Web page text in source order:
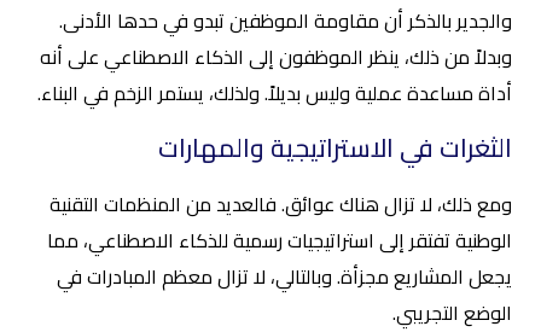
والجدير بالذكر أن مقاومة الموظفين تبدو في حدها الأدنى.
وبدلاً من ذلك، ينظر الموظفون إلى الذكاء الاصطناعي على أنه
أداة مساعدة عملية وليس بديلاً. ولذلك، يستمر الزخم في البناء.
الثغرات في الاستراتيجية والمهارات
ومع ذلك، لا تزال هناك عوائق. فالعديد من المنظمات التقنية
الوطنية تفتقر إلى استراتيجيات رسمية للذكاء الاصطناعي، مما
يجعل المشاريع مجزأة. وبالتالي، لا تزال معظم المبادرات في
الوضع التجريبي.